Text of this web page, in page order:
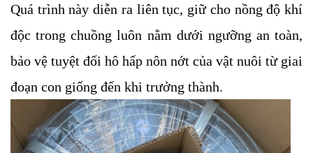
Quá trình này diễn ra liên tục, giữ cho nồng độ khí
độc trong chuồng luôn nằm dưới ngưỡng an toàn,
bảo vệ tuyệt đối hô hấp nôn nớt của vật nuôi từ giai
đoạn con giống đến khi trưởng thành.